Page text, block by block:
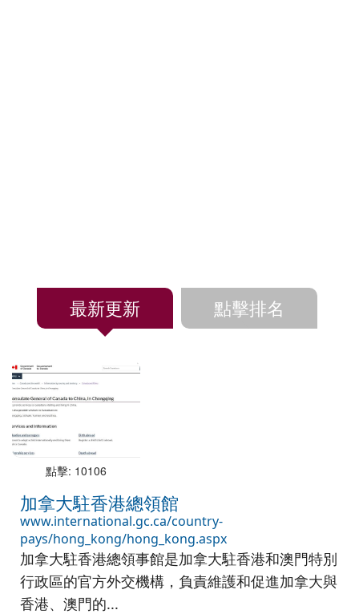
最新更新 點擊排名
點擊: 10106
加拿大駐香港總領館
www.international.gc.ca/country-
pays/hong_kong/hong_kong.aspx
加拿大駐香港總領事館是加拿大駐香港和澳門特別
行政區的官方外交機構，負責維護和促進加拿大與
香港、澳門的...